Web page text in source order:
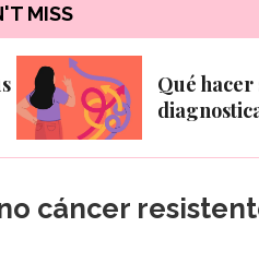
MISS
Qué hacer
cáncer